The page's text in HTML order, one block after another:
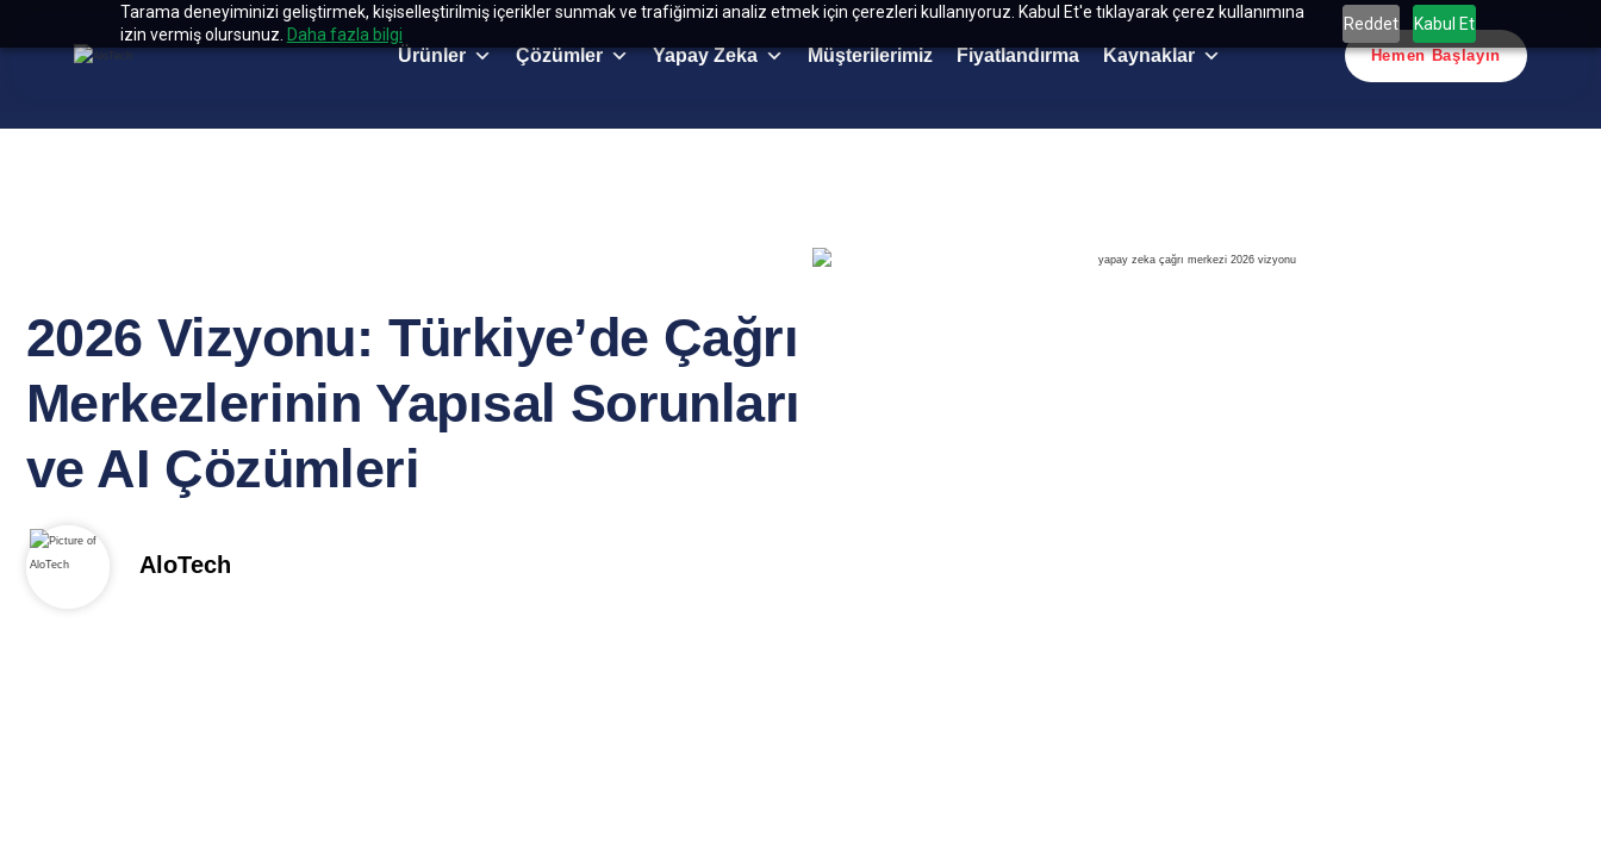
Tarama deneyiminizi geliştirmek, kişiselleştirilmiş içerikler sunmak ve trafiğimizi analiz etmek için çerezleri kullanıyoruz. Kabul Et'e tıklayarak çerez kullanımına
izin vermiş olursunuz. Daha fazla bilgi
Reddet Kabul Et
Ürünler Çözümler Yapay Zeka Müşterilerimiz Fiyatlandırma Kaynaklar Hemen Başlayın
2026 Vizyonu: Türkiye’de Çağrı
Merkezlerinin Yapısal Sorunları
ve AI Çözümleri
AloTech